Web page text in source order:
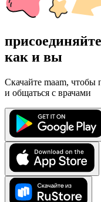
как и вы
Скачайте maam, чтобы
и общаться с врачами